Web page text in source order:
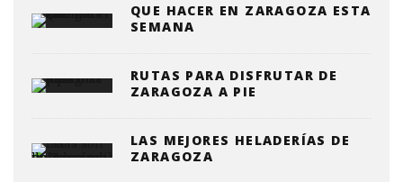
QUE HACER EN ZARAGOZA ESTA
SEMANA
RUTAS PARA DISFRUTAR DE
ZARAGOZA A PIE
LAS MEJORES HELADERÍAS DE
ZARAGOZA